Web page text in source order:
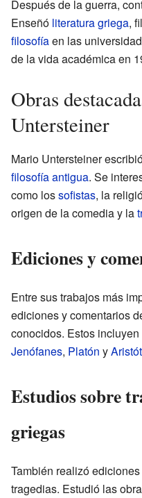
Después de la guerra,
Enseñó literatura griega,
filosofíaen las
de la vida académica en
Obras
Untersteiner
Mario Untersteiner
filosofía antigua. Se
como lossofistas, la
origen de la comedia y la
Ediciones y
Entre sus trabajos más
ediciones y comentarios
conocidos. Estos incluyen
Jenófanes, Platón y
Estudios sobre
griegas
También realizó
tragedias. Estudió las